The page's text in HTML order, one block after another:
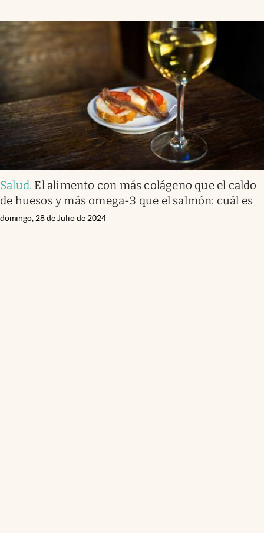
Salud. El alimento con más colágeno que el caldo
de huesos y más omega-3 que el salmón: cuál es
domingo, 28 de Julio de 2024